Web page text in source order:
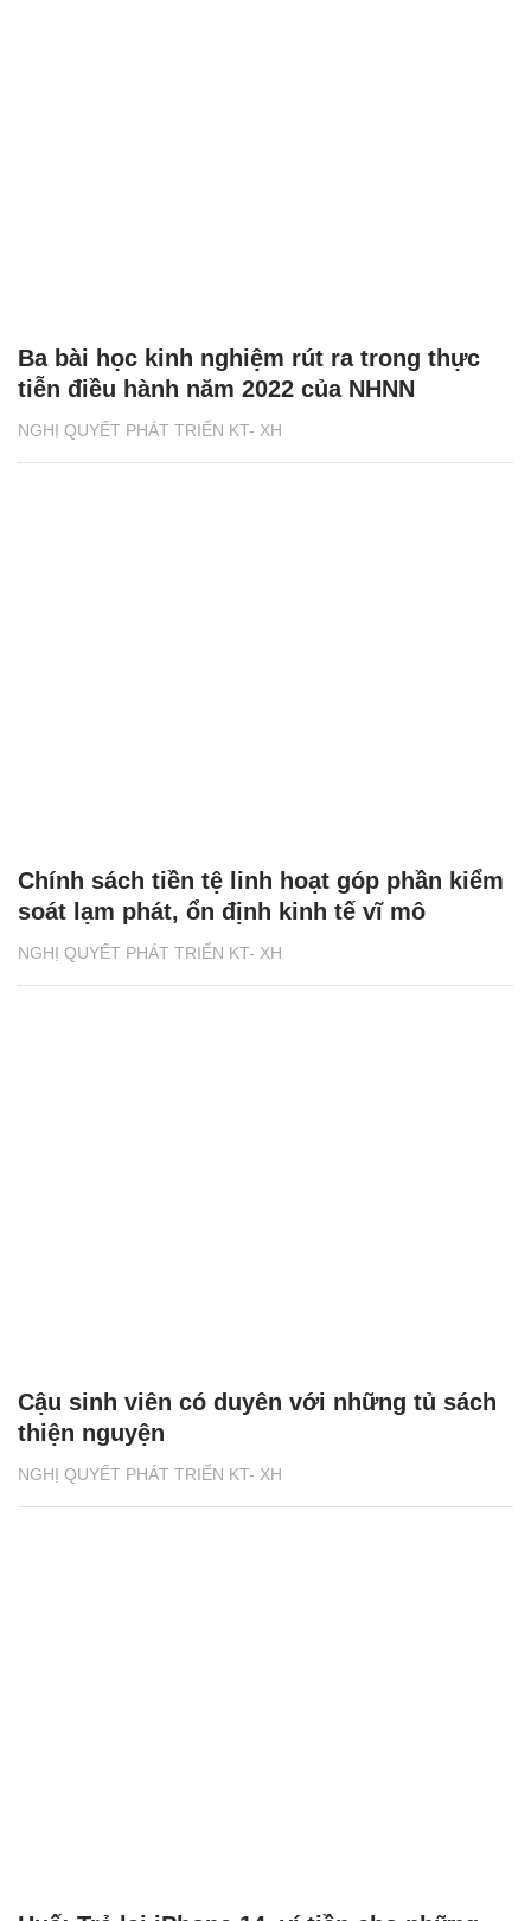
NGHỊ QUYẾT PHÁT TRIỂN KT- XH
Ba bài học kinh nghiệm rút ra trong thực
tiễn điều hành năm 2022 của NHNN
NGHỊ QUYẾT PHÁT TRIỂN KT- XH
Chính sách tiền tệ linh hoạt góp phần kiểm
soát lạm phát, ổn định kinh tế vĩ mô
NGHỊ QUYẾT PHÁT TRIỂN KT- XH
Cậu sinh viên có duyên với những tủ sách
thiện nguyện